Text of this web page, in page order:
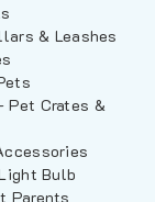
& Leashes
Pet Crates &
Bulb
Parents